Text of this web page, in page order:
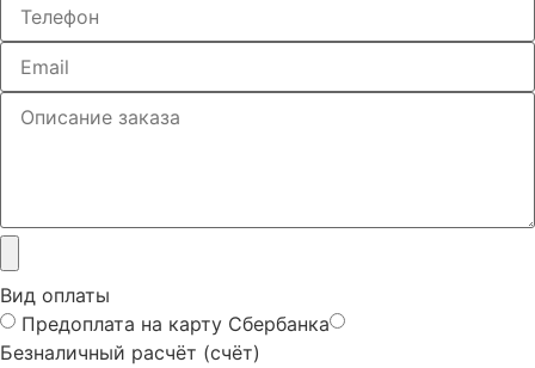
Вид оплаты
Предоплата на карту Сбербанка
Безналичный расчёт (счёт)